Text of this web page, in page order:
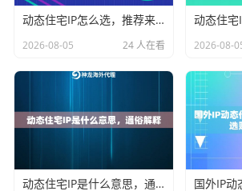
您精准触达目标市场，提升数据采集的
营的本地化效果。
反之，如果您的业务是
跨境电商店铺
广告账户的长期稳定登录，或是需要持
监控与同步，那么长效动态IP更为合适
动态住宅IP怎么选，推荐来了
2026-08-05 24 人在看
动态住宅
2026-08-
动态住宅IP是什么意思，通俗解释